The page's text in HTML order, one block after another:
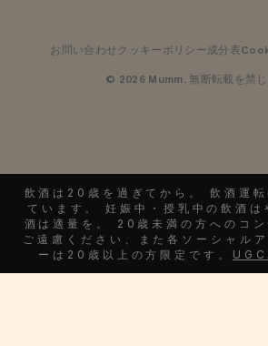
お問い合わせ クッキーポリシー成分表
© 2026 Mumm. 無断転載を禁じ
飲酒は20歳を過ぎてから。 飲酒運転
ています。 妊娠中・授乳中の飲酒は
酒は適量を。 20歳未満の方へのコン
ご遠慮ください、また各ソーシャル
ーは20歳以上の方限定です。 UGC